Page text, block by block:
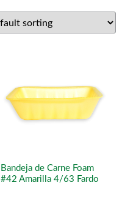
Bandeja de Carne Foam
#42 Amarilla 4/63 Fardo